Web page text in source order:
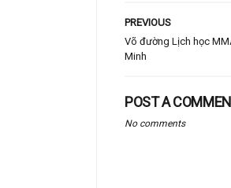
PREVIOUS
Võ đường Lịch học
Minh
POST A
No comments